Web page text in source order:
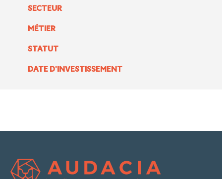
SECTEUR
MÉTIER
STATUT
DATE D'INVESTISSEMENT